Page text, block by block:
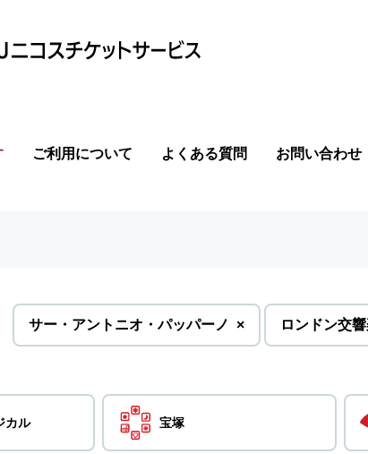
ご利用について よくある質問 お問い合わせ
サー・アントニオ・パッパーノ を
削
× ロンドン交響
カル 宝塚